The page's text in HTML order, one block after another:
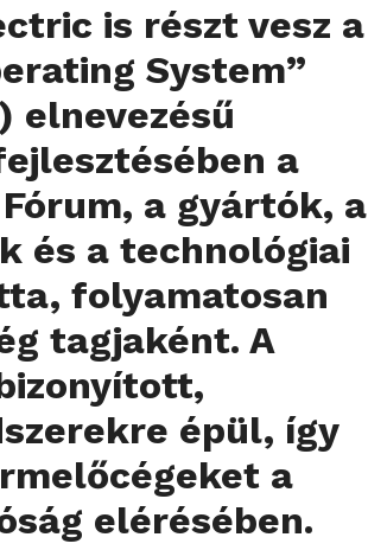
is részt vesz a
System”
elnevezésű
a
a gyártók, a
és a technológiai
folyamatosan
tagjaként. A
épül, így
a
elérésében.